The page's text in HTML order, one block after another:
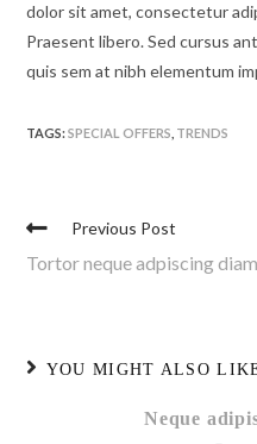
dolor sit amet, consectetur
Praesent libero. Sed cursus
quis sem at nibh elementum
TAGS:SPECIAL OFFERS TRENDS
Previous Post
Tortor neque adpiscing diam
YOU MIGHT ALSO
Neque